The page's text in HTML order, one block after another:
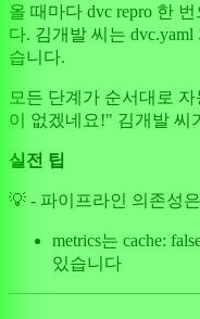
올 때마다 dvc repro 한
다. 김개발 씨는
습니다.
모든 단계가 순서대로
이 없겠네요!" 김개발 씨
실전 팁
💡 - 파이프라인 의존성
metrics는 cache:
있습니다